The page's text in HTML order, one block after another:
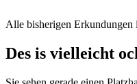
Alle bisherigen Erkundungen
Des is vielleicht